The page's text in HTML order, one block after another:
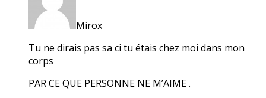
Mirox
Tu ne dirais pas sa ci tu étais chez moi dans mon
corps
PAR CE QUE PERSONNE NE M’AIME .